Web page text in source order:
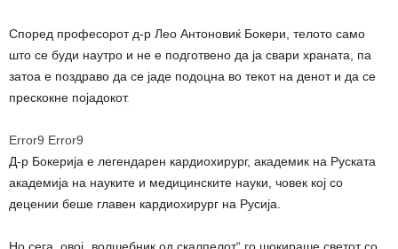
Според професорот д-р Лео Антоновиќ Бокери, телото само
што се буди наутро и не е подготвено да ја свари храната, па
затоа е поздраво да се јаде подоцна во текот на денот и да се
прескокне појадокот.
Error9 Error9
Д-р Бокерија е легендарен кардиохирург, академик на Руската
академија на науките и медицинските науки, човек кој со
децении беше главен кардиохирург на Русија.